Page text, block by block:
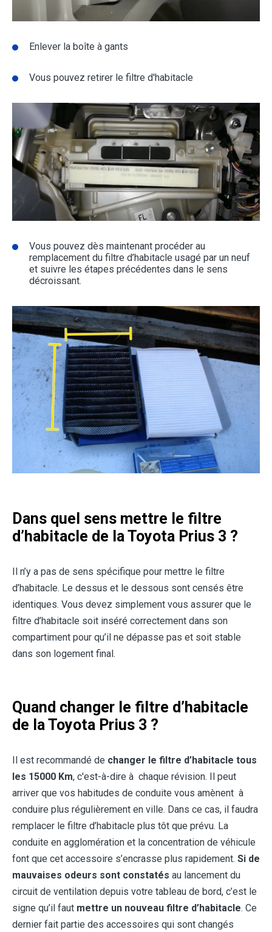
Enlever la boîte à gants
Vous pouvez retirer le filtre d'habitacle
Vous pouvez dès maintenant procéder au
remplacement du filtre d’habitacle usagé par un neuf
et suivre les étapes précédentes dans le sens
décroissant.
Dans quel sens mettre le filtre
d’habitacle de la Toyota Prius 3 ?
Il n’y a pas de sens spécifique pour mettre le filtre
d’habitacle. Le dessus et le dessous sont censés être
identiques. Vous devez simplement vous assurer que le
filtre d’habitacle soit inséré correctement dans son
compartiment pour qu’il ne dépasse pas et soit stable
dans son logement final.
Quand changer le filtre d’habitacle
de la Toyota Prius 3 ?
Il est recommandé de changer le filtre d’habitacle tous
les 15000 Km, c'est-à-dire à chaque révision. Il peut
arriver que vos habitudes de conduite vous amènent à
conduire plus régulièrement en ville. Dans ce cas, il faudra
remplacer le filtre d’habitacle plus tôt que prévu. La
conduite en agglomération et la concentration de véhicule
font que cet accessoire s’encrasse plus rapidement. Si de
mauvaises odeurs sont constatés au lancement du
circuit de ventilation depuis votre tableau de bord, c’est le
signe qu’il faut mettre un nouveau filtre d’habitacle. Ce
dernier fait partie des accessoires qui sont changés